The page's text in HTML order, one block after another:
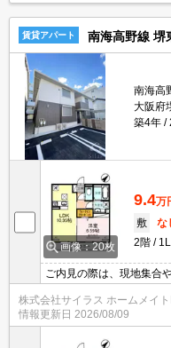
賃貸アパート 南海高野線 堺
南海高
大阪府
築4年
画像：20枚
9.4万
敷
な
2階
ご内見の際は、現地集合
です♪初期費用のご予算
能です のでご安心してお
株式会社サイラス ホームメイ
情報更新日 2026/08/09